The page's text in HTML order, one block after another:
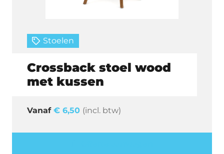
Stoelen
Crossback stoel wood
met kussen
€ 6,50 (incl. btw)